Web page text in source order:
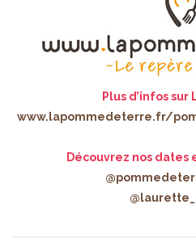
Plus d’infos
www.lapommedeterre.fr/
Découvrez nos